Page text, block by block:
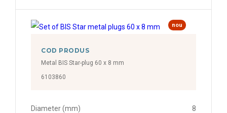
nou
COD PRODUS
Metal BIS Star-plug 60 x 8 mm
6103860
Diameter (mm)
8